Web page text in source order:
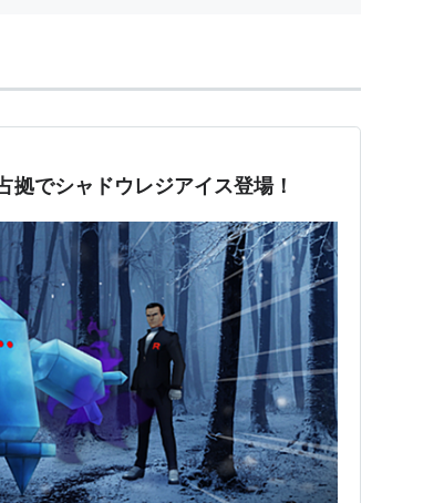
でシャドウレジアイス登場！